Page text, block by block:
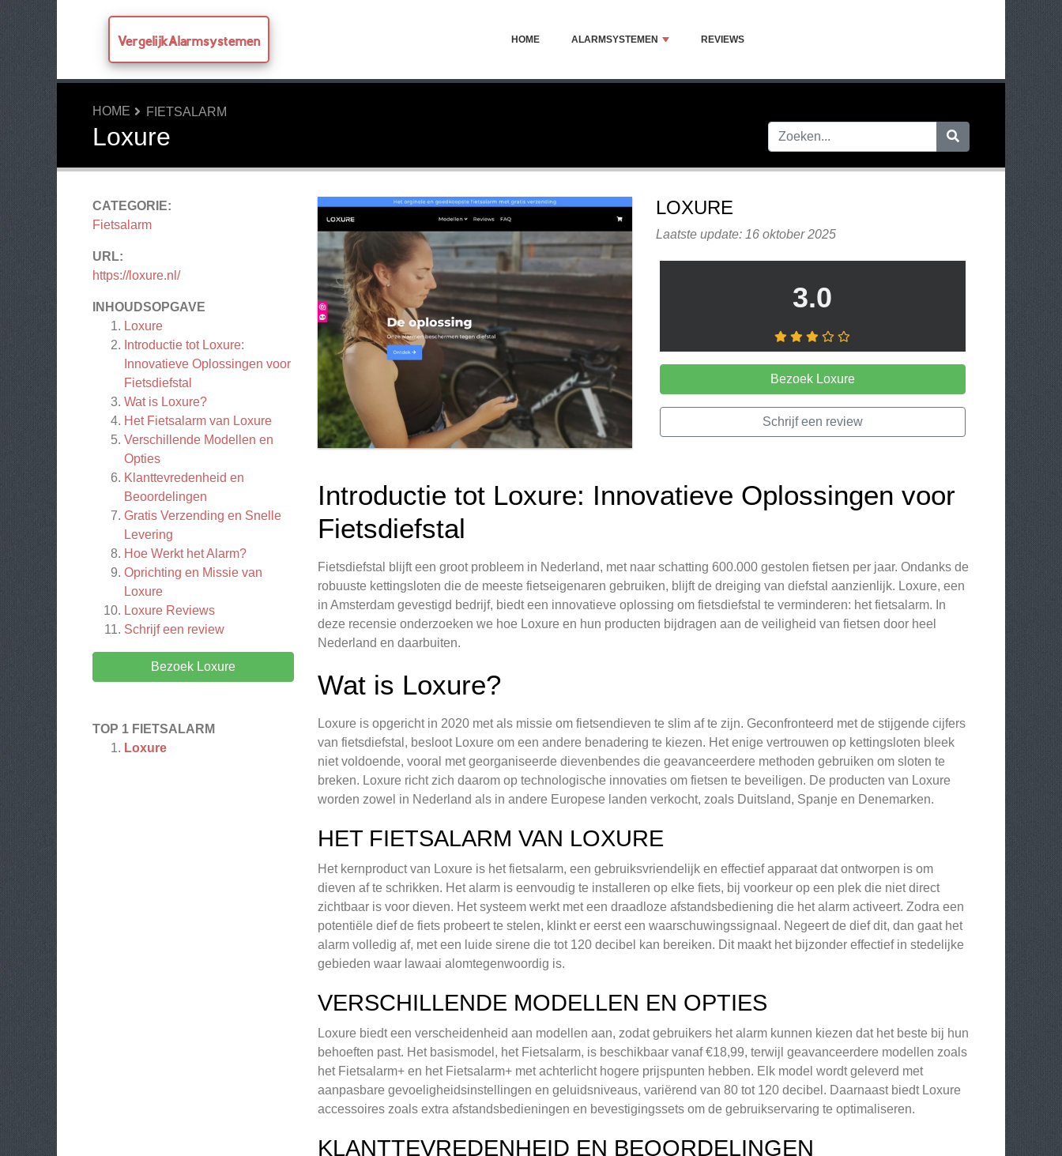
VergelijkAlarmsystemen HOME ALARMSYSTEMEN REVIEWS
HOME FIETSALARM
Loxure
CATEGORIE:
Fietsalarm
URL:
https://loxure.nl/
INHOUDSOPGAVE
Loxure
Introductie tot Loxure:
Innovatieve Oplossingen voor
Fietsdiefstal
Wat is Loxure?
Het Fietsalarm van Loxure
Verschillende Modellen en
Opties
Klanttevredenheid en
Beoordelingen
Gratis Verzending en Snelle
Levering
Hoe Werkt het Alarm?
Oprichting en Missie van
Loxure
Loxure Reviews
Schrijf een review
Bezoek Loxure
TOP 1 FIETSALARM
Loxure
LOXURE
Laatste update: 16 oktober 2025
3.0
Bezoek Loxure
Schrijf een review
Introductie tot Loxure: Innovatieve Oplossingen voor
Fietsdiefstal
Fietsdiefstal blijft een groot probleem in Nederland, met naar schatting 600.000 gestolen fietsen per jaar. Ondanks de
robuuste kettingsloten die de meeste fietseigenaren gebruiken, blijft de dreiging van diefstal aanzienlijk. Loxure, een
in Amsterdam gevestigd bedrijf, biedt een innovatieve oplossing om fietsdiefstal te verminderen: het fietsalarm. In
deze recensie onderzoeken we hoe Loxure en hun producten bijdragen aan de veiligheid van fietsen door heel
Nederland en daarbuiten.
Wat is Loxure?
Loxure is opgericht in 2020 met als missie om fietsendieven te slim af te zijn. Geconfronteerd met de stijgende cijfers
van fietsdiefstal, besloot Loxure om een andere benadering te kiezen. Het enige vertrouwen op kettingsloten bleek
niet voldoende, vooral met georganiseerde dievenbendes die geavanceerdere methoden gebruiken om sloten te
breken. Loxure richt zich daarom op technologische innovaties om fietsen te beveiligen. De producten van Loxure
worden zowel in Nederland als in andere Europese landen verkocht, zoals Duitsland, Spanje en Denemarken.
HET FIETSALARM VAN LOXURE
Het kernproduct van Loxure is het fietsalarm, een gebruiksvriendelijk en effectief apparaat dat ontworpen is om
dieven af te schrikken. Het alarm is eenvoudig te installeren op elke fiets, bij voorkeur op een plek die niet direct
zichtbaar is voor dieven. Het systeem werkt met een draadloze afstandsbediening die het alarm activeert. Zodra een
potentiële dief de fiets probeert te stelen, klinkt er eerst een waarschuwingssignaal. Negeert de dief dit, dan gaat het
alarm volledig af, met een luide sirene die tot 120 decibel kan bereiken. Dit maakt het bijzonder effectief in stedelijke
gebieden waar lawaai alomtegenwoordig is.
VERSCHILLENDE MODELLEN EN OPTIES
Loxure biedt een verscheidenheid aan modellen aan, zodat gebruikers het alarm kunnen kiezen dat het beste bij hun
behoeften past. Het basismodel, het Fietsalarm, is beschikbaar vanaf €18,99, terwijl geavanceerdere modellen zoals
het Fietsalarm+ en het Fietsalarm+ met achterlicht hogere prijspunten hebben. Elk model wordt geleverd met
aanpasbare gevoeligheidsinstellingen en geluidsniveaus, variërend van 80 tot 120 decibel. Daarnaast biedt Loxure
accessoires zoals extra afstandsbedieningen en bevestigingssets om de gebruikservaring te optimaliseren.
KLANTTEVREDENHEID EN BEOORDELINGEN